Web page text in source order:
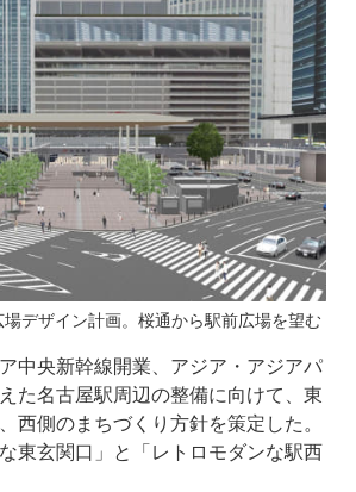
デザイン計画。桜通から駅前広場を望む
中央新幹線開業、アジア・アジアパ
た名古屋駅周辺の整備に向けて、東
西側のまちづくり方針を策定した。
東玄関口」と「レトロモダンな駅西